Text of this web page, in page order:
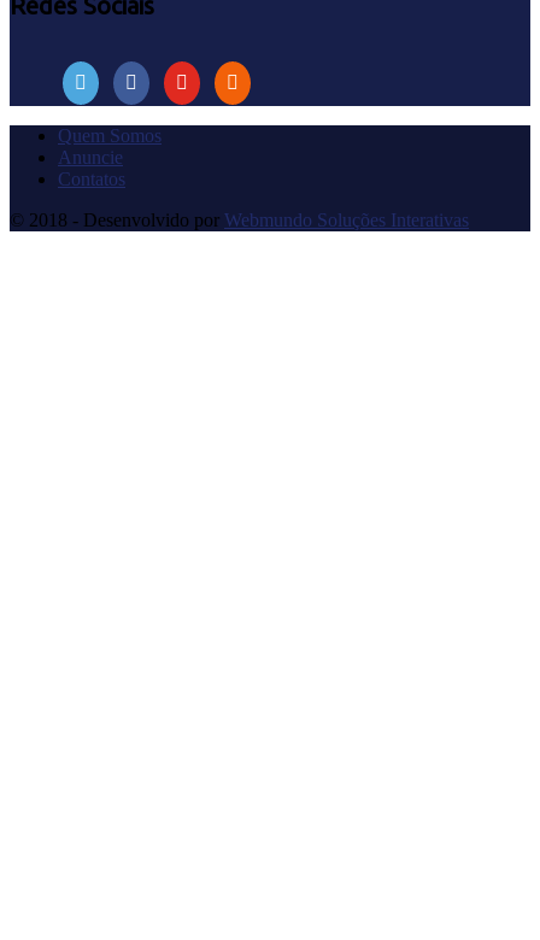
Redes Sociais
Quem Somos
Anuncie
Contatos
© 2018 - Desenvolvido por Webmundo Soluções Interativas